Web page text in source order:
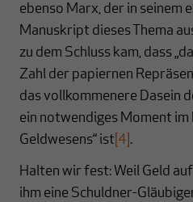
ebenso Marx, der in seinem
Manuskript dieses Thema
zu dem Schluss kam, dass
Zahl der papiernen
das vollkommenere Dasein
ein notwendiges Moment
Geldwesens“ ist [4] .
Halten wir fest: Weil Geld
ihm eine Schuldner-